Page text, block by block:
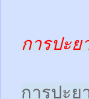
การปะย
การปะย